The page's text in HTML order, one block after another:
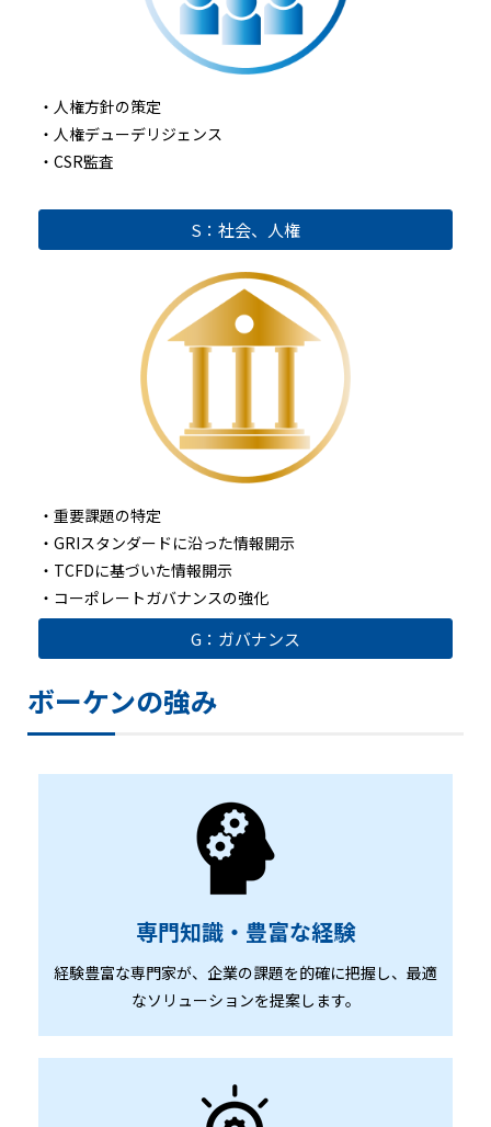
・人権方針の策定
・人権デューデリジェンス
・CSR監査
S：社会、人権
・重要課題の特定
・GRIスタンダードに沿った情報開示
・TCFDに基づいた情報開示
・コーポレートガバナンスの強化
G：ガバナンス
ボーケンの強み
専門知識・豊富な経験
経験豊富な専門家が、企業の課題を的確に把握し、最適
なソリューションを提案します。